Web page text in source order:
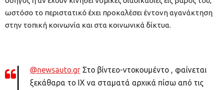
ωστόσο το περιστατικό έχει προκαλέσει έντονη αγανάκτηση
στην τοπική κοινωνία και στα κοινωνικά δίκτυα.
@newsauto.gr Στο βίντεο-ντοκουμέντο , φαίνεται
ξεκάθαρα το ΙΧ να σταματά αρχικά πίσω από τις